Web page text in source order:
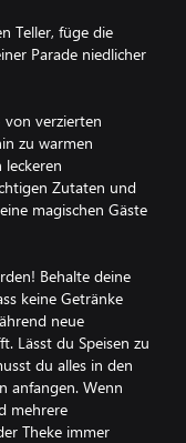
Teller, füge die
Parade niedlicher
von verzierten
zu warmen
Zutaten und
magischen Gäste
Behalte deine
keine Getränke
neue
Lässt du Speisen zu
du alles in den
anfangen. Wenn
mehrere
Theke immer